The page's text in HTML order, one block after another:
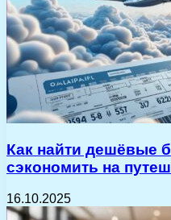
Как найти дешёвые
сэкономить на
16.10.2025